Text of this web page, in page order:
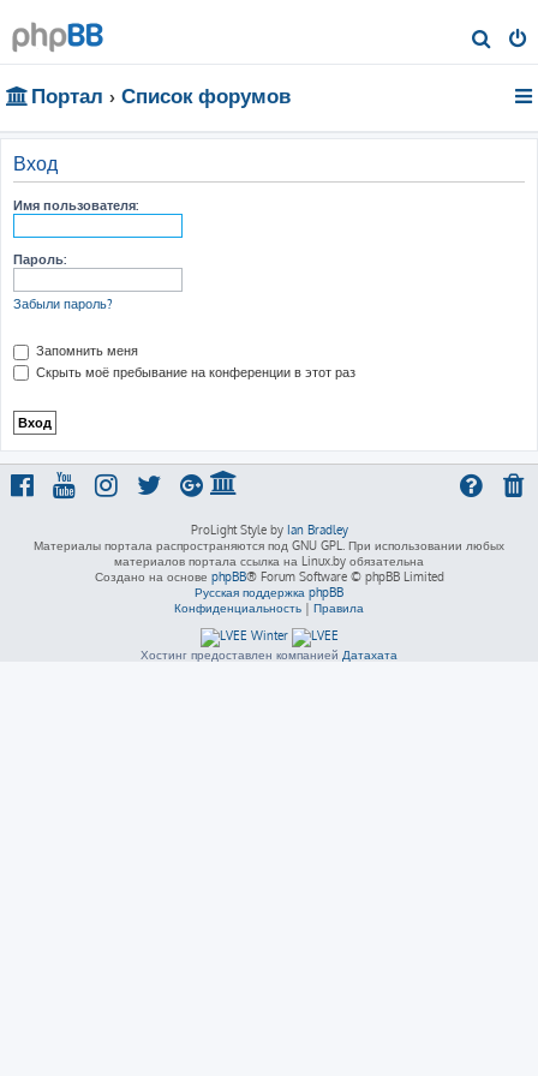
о
Портал Список форумов
Вход
Имя пользователя:
Пароль:
Забыли пароль?
Запомнить меня
Скрыть моё пребывание на конференции в этот раз
ProLight Style by Ian Bradley
Материалы портала распространяются под GNU GPL. При использовании любых
материалов портала ссылка на Linux.by обязательна
Создано на основе phpBB® Forum Software © phpBB Limited
Русская поддержка phpBB
Конфиденциальность | Правила
Хостинг предоставлен компанией Датахата